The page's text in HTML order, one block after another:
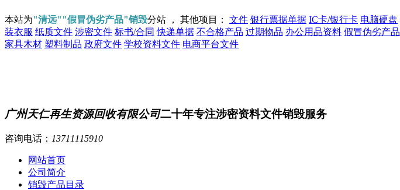
本站为"清远""假冒伪劣产品"销毁分站 ， 其他项目： 文件 银行票据单据 IC卡/银行卡 电脑硬盘
装衣服 纸质文件 涉密文件 标书/合同 快递单据 不合格产品 过期物品 办公用品资料 假冒伪劣产品
家具木材 塑料制品 政府文件 学校资料文件 电商平台文件
广州天仁再生资源回收有限公司二十年专注涉密资料文件销毁服务
咨询电话： 13711115910
网站首页
公司简介
销毁产品目录